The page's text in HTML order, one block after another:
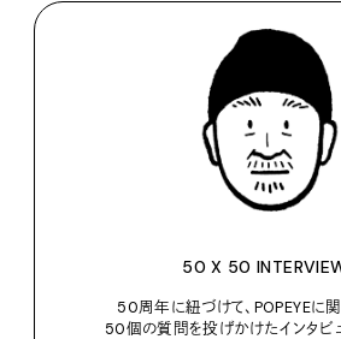
50 X 50
50周年に紐づけて、POPEYEに
50個の質問を投げかけたインタビ